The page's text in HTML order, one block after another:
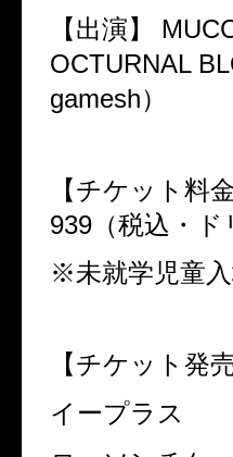
【出演】
OCTURNAL
gamesh）
【チケット
939 （税込・
※未就学児童
【チケット発
イープラス